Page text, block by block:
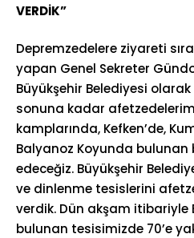
VERDİK”
Depremzedelere ziyareti
yapan Genel Sekreter
Büyükşehir Belediyesi olarak
sonuna kadar
kamplarında, Kefken’de,
Balyanoz Koyunda
edeceğiz. Büyükşehir
ve dinlenme tesislerini
verdik. Dün akşam itibariyle
bulunan tesisimizde 70’e